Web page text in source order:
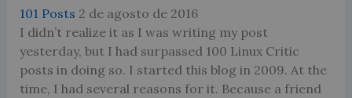
101 Posts 2 de agosto de 2016
I didn’t realize it as I was writing my post
yesterday, but I had surpassed 100 Linux Critic
posts in doing so. I started this blog in 2009. At the
time, I had several reasons for it. Because a friend